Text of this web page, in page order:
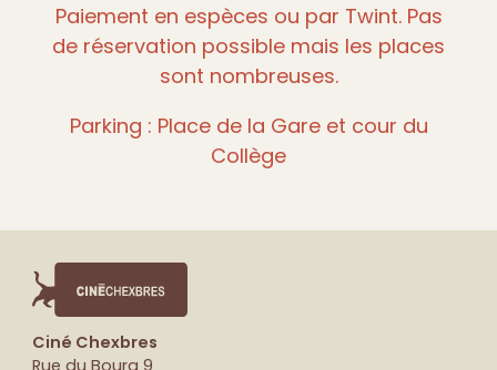
Paiement en espèces ou par Twint. Pas
de réservation possible mais les places
sont nombreuses.
Parking : Place de la Gare et cour du
Collège
Ciné Chexbres